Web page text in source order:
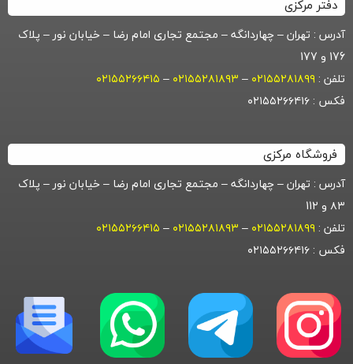
دفتر مرکزی
آدرس : تهران – چهاردانگه – مجتمع تجاری امام رضا – خیابان نور – پلاک
176 و 177
تلفن : ۰۲۱۵۵۲۸۱۸۹۹ – ۰۲۱۵۵۲۸۱۸۹۳ – ۰۲۱۵۵۲۶۶۴۱۵
فکس : ۰۲۱۵۵۲۶۶۴۱۶
فروشگاه مرکزی
آدرس : تهران – چهاردانگه – مجتمع تجاری امام رضا – خیابان نور – پلاک
۸۳ و 112
تلفن : ۰۲۱۵۵۲۸۱۸۹۹ – ۰۲۱۵۵۲۸۱۸۹۳ – ۰۲۱۵۵۲۶۶۴۱۵
فکس : ۰۲۱۵۵۲۶۶۴۱۶